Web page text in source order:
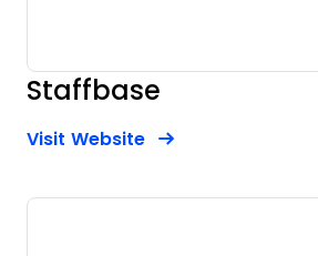
Staffbase
Visit WebsiteOpens New Window